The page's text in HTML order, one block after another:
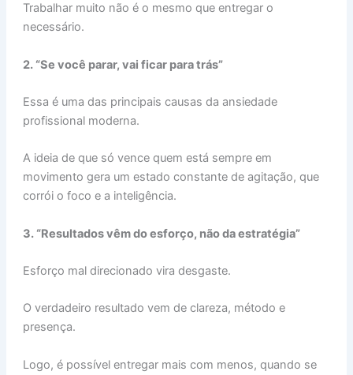
Trabalhar muito não é o mesmo que entregar o
necessário.
2. “Se você parar, vai ficar para trás”
Essa é uma das principais causas da ansiedade
profissional moderna.
A ideia de que só vence quem está sempre em
movimento gera um estado constante de agitação, que
corrói o foco e a inteligência.
3. “Resultados vêm do esforço, não da estratégia”
Esforço mal direcionado vira desgaste.
O verdadeiro resultado vem de clareza, método e
presença.
Logo, é possível entregar mais com menos, quando se